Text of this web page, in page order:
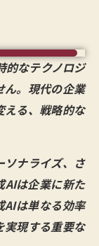
的なテクノロジ
ん。現代の企業
える、戦略的な
ソナライズ、さ
AIは企業に新た
AIは単なる効率
実現する重要な